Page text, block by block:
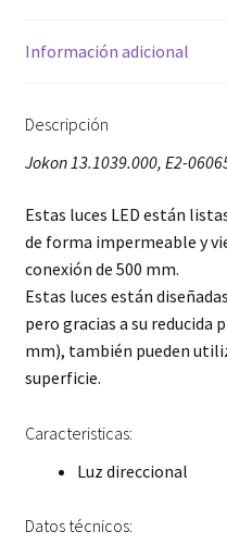
Información adicional
Descripción
Jokon 13.1039.000, E2-
Estas luces LED están
de forma impermeable y
conexión de 500 mm.
Estas luces están
pero gracias a su reducida
mm), también pueden
superficie.
Caracteristicas:
Luz direccional
Datos técnicos: